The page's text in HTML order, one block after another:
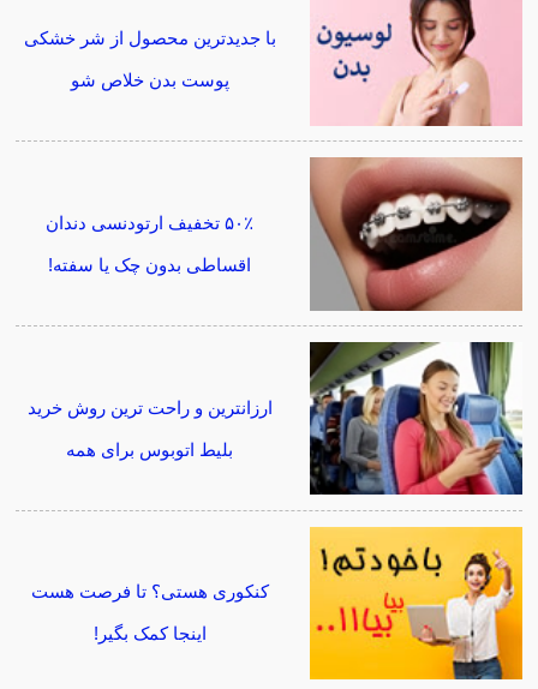
با جدیدترین محصول از شر خشکی
پوست بدن خلاص شو
۵۰٪ تخفیف ارتودنسی دندان
اقساطی بدون چک یا سفته!
ارزانترین و راحت ترین روش خرید
بلیط اتوبوس برای همه
کنکوری هستی؟ تا فرصت هست
اینجا کمک بگیر!